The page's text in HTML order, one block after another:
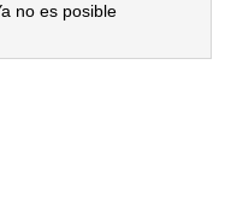
no es posible